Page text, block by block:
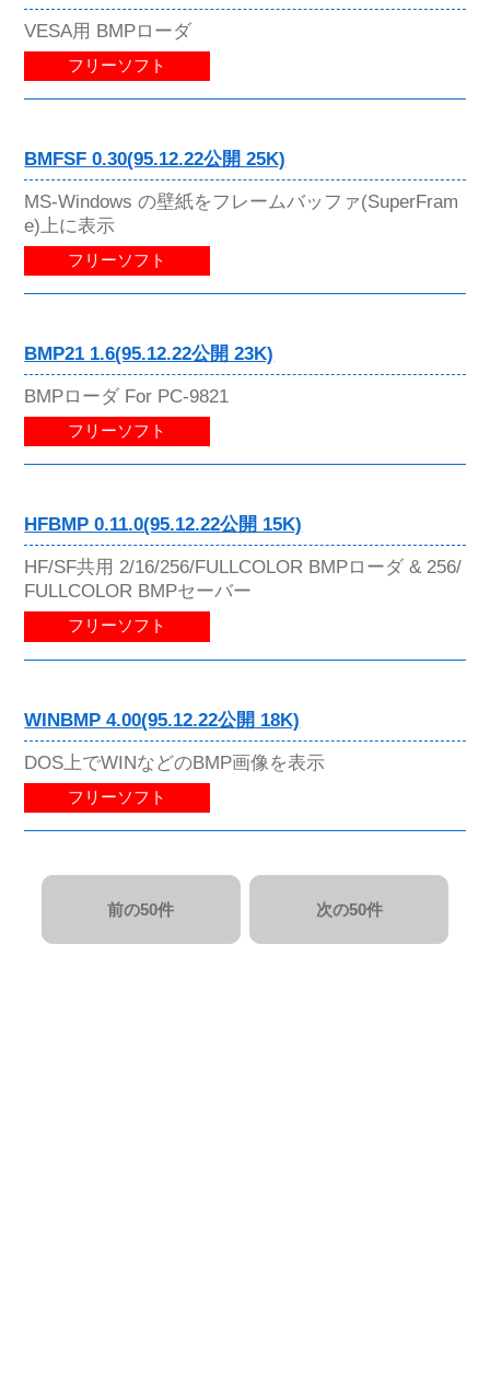
VESA用 BMPローダ
フリーソフト
BMFSF 0.30(95.12.22公開 25K)
MS-Windows の壁紙をフレームバッファ(SuperFram
e)上に表示
フリーソフト
BMP21 1.6(95.12.22公開 23K)
BMPローダ For PC-9821
フリーソフト
HFBMP 0.11.0(95.12.22公開 15K)
HF/SF共用 2/16/256/FULLCOLOR BMPローダ & 256/
FULLCOLOR BMPセーバー
フリーソフト
WINBMP 4.00(95.12.22公開 18K)
DOS上でWINなどのBMP画像を表示
フリーソフト
前の50件 次の50件